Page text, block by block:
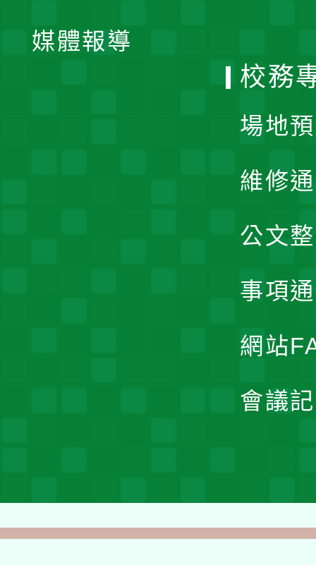
媒體報導
校務
場地
維修
公文
事項
網站
會議